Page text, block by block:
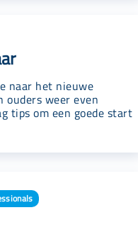
naar het nieuwe
ouders weer even
tips om een goede start